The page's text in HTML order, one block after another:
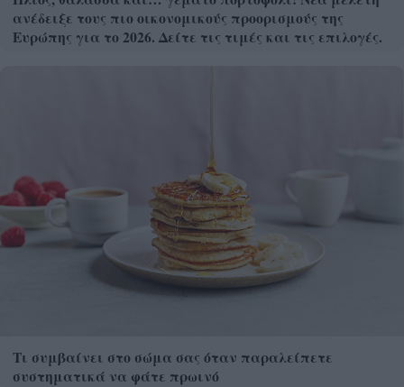
ανέδειξε τους πιο οικονομικούς προορισμούς της
Ευρώπης για το 2026. Δείτε τις τιμές και τις επιλογές.
Τι συμβαίνει στο σώμα σας όταν παραλείπετε
συστηματικά να φάτε πρωινό